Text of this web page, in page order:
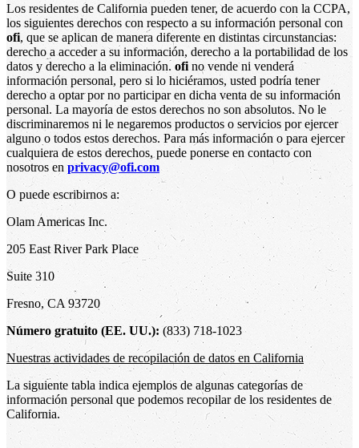
Los residentes de California pueden tener, de acuerdo con la CCPA,
los siguientes derechos con respecto a su información personal con
ofi, que se aplican de manera diferente en distintas circunstancias:
derecho a acceder a su información, derecho a la portabilidad de los
datos y derecho a la eliminación. ofi no vende ni venderá
información personal, pero si lo hiciéramos, usted podría tener
derecho a optar por no participar en dicha venta de su información
personal. La mayoría de estos derechos no son absolutos. No le
discriminaremos ni le negaremos productos o servicios por ejercer
alguno o todos estos derechos. Para más información o para ejercer
cualquiera de estos derechos, puede ponerse en contacto con
nosotros en privacy@ofi.com
O puede escribirnos a:
Olam Americas Inc.
205 East River Park Place
Suite 310
Fresno, CA 93720
Número gratuito (EE. UU.): (833) 718-1023
Nuestras actividades de recopilación de datos en California
La siguiente tabla indica ejemplos de algunas categorías de
información personal que podemos recopilar de los residentes de
California.